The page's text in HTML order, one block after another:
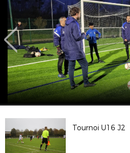
Tournoi U16 J2